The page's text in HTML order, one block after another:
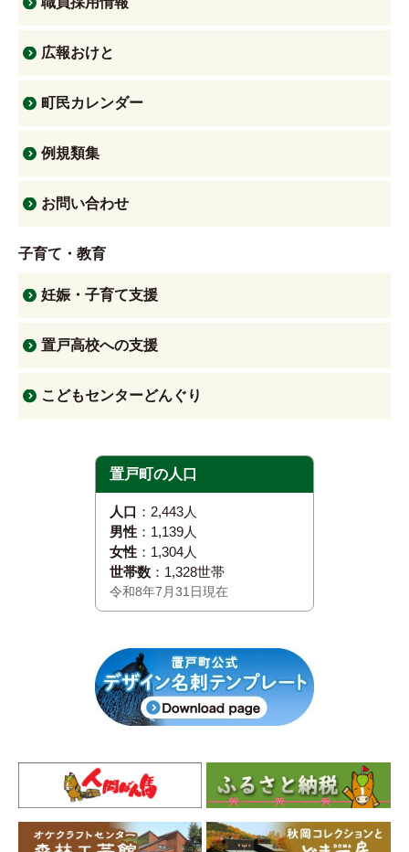
広報おけと
町民カレンダー
例規類集
お問い合わせ
子育て・教育
妊娠・子育て支援
置戸高校への支援
こどもセンターどんぐり
置戸町の人口
人口 ：2,443人
男性 ：1,139人
女性 ：1,304人
世帯数 ：1,328世帯
令和8年7月31日現在